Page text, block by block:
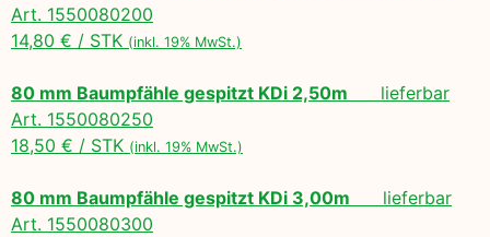
Art. 1550080200
14,80 € / STK (inkl. 19% MwSt.)
80 mm Baumpfähle gespitzt KDi 2,50m lieferbar
Art. 1550080250
18,50 € / STK (inkl. 19% MwSt.)
80 mm Baumpfähle gespitzt KDi 3,00m lieferbar
Art. 1550080300